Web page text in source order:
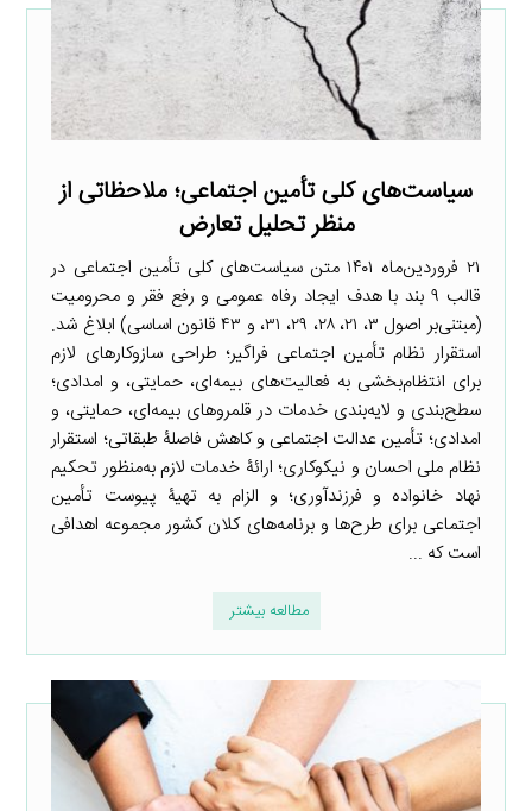
سیاست‌های کلی تأمین اجتماعی؛ ملاحظاتی از
منظر تحلیل تعارض
۲۱ فروردین‌ماه ۱۴۰۱ متن سیاست‌های کلی تأمین اجتماعی در
قالب ۹ بند با هدف ایجاد رفاه عمومی و رفع فقر و محرومیت
(مبتنی‌بر اصول ۳، ۲۱، ۲۸، ۲۹، ۳۱، و ۴۳ قانون اساسی) ابلاغ شد.
استقرار نظام تأمین اجتماعی فراگیر؛ طراحی سازوکارهای لازم
برای انتظام‌بخشی به فعالیت‌های بیمه‌ای، حمایتی، و امدادی؛
سطح‌بندی و لایه‌بندی خدمات در قلمروهای بیمه‌ای، حمایتی، و
امدادی؛ تأمین عدالت اجتماعی و کاهش فاصلۀ طبقاتی؛ استقرار
نظام ملی احسان و نیکوکاری؛ ارائۀ خدمات لازم به‌منظور تحکیم
نهاد خانواده و فرزندآوری؛ و الزام به تهیۀ پیوست تأمین
اجتماعی برای طرح‌ها و برنامه‌های کلان کشور مجموعه اهدافی
است که ...
مطالعه بیشتر